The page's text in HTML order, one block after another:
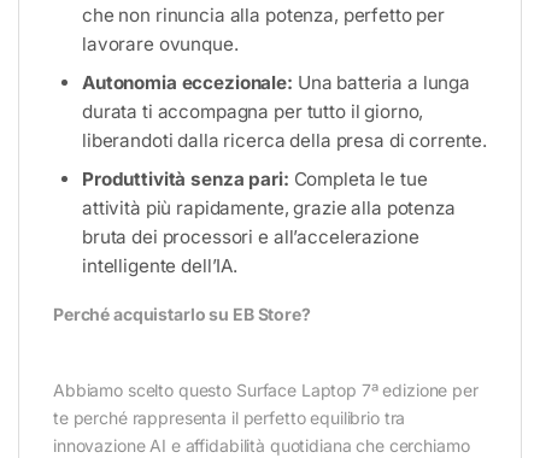
che non rinuncia alla potenza, perfetto per
lavorare ovunque.
Autonomia eccezionale: Una batteria a lunga
durata ti accompagna per tutto il giorno,
liberandoti dalla ricerca della presa di corrente.
Produttività senza pari: Completa le tue
attività più rapidamente, grazie alla potenza
bruta dei processori e all’accelerazione
intelligente dell’IA.
Perché acquistarlo su EB Store?
Abbiamo scelto questo Surface Laptop 7ª edizione per
te perché rappresenta il perfetto equilibrio tra
innovazione AI e affidabilità quotidiana che cerchiamo